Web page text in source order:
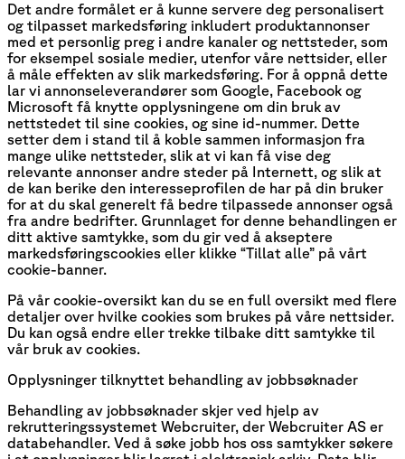
Det andre formålet er å kunne servere deg personalisert
og tilpasset markedsføring inkludert produktannonser
med et personlig preg i andre kanaler og nettsteder, som
for eksempel sosiale medier, utenfor våre nettsider, eller
å måle effekten av slik markedsføring. For å oppnå dette
lar vi annonseleverandører som Google, Facebook og
Microsoft få knytte opplysningene om din bruk av
nettstedet til sine cookies, og sine id-nummer. Dette
setter dem i stand til å koble sammen informasjon fra
mange ulike nettsteder, slik at vi kan få vise deg
relevante annonser andre steder på Internett, og slik at
de kan berike den interesseprofilen de har på din bruker
for at du skal generelt få bedre tilpassede annonser også
fra andre bedrifter. Grunnlaget for denne behandlingen er
ditt aktive samtykke, som du gir ved å akseptere
markedsføringscookies eller klikke “Tillat alle” på vårt
cookie-banner.
På vår cookie-oversikt kan du se en full oversikt med flere
detaljer over hvilke cookies som brukes på våre nettsider.
Du kan også endre eller trekke tilbake ditt samtykke til
vår bruk av cookies.
Opplysninger tilknyttet behandling av jobbsøknader
Behandling av jobbsøknader skjer ved hjelp av
rekrutteringssystemet Webcruiter, der Webcruiter AS er
databehandler. Ved å søke jobb hos oss samtykker søkere